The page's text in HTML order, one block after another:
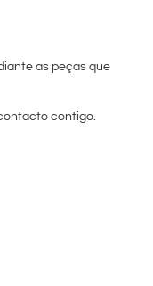
as peças que
contigo.